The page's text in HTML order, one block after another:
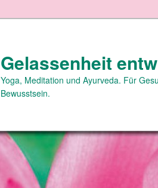
Gelassenheit
Yoga, Meditation und Ayurveda. Für
Bewusstsein.